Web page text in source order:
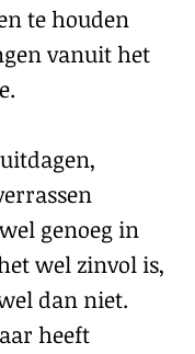
te houden
vanuit het
genoeg in
wel zinvol is,
dan niet.
heeft